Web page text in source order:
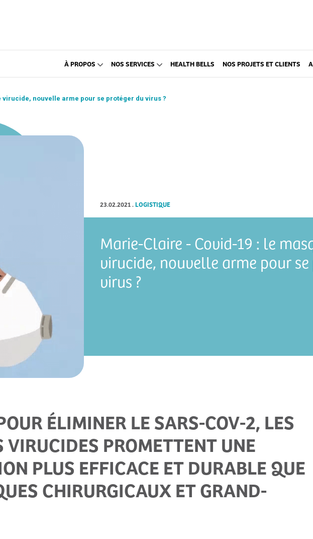
À PROPOS NOS SERVICES HEALTH BELLS NOS PROJETS ET CLIENTS
nouvelle arme pour se protéger du virus ?
23.02.2021.LOGISTIQUE
Marie-Claire - Covid-19 : le
virucide, nouvelle arme pour
virus ?
ÉLIMINER LE SARS-COV-2, LES
VIRUCIDES PROMETTENT UNE
PLUS EFFICACE ET DURABLE QUE
CHIRURGICAUX ET GRAND-